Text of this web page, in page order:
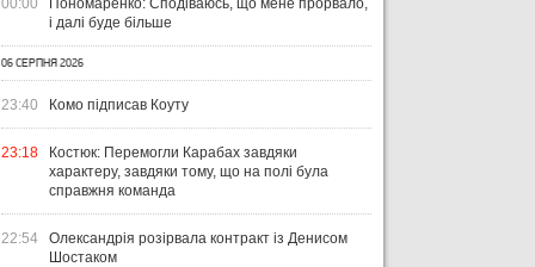
00:00
Пономаренко: Сподіваюсь, що мене прорвало,
і далі буде більше
06 СЕРПНЯ 2026
23:40 Комо підписав Коуту
23:18
Костюк: Перемогли Карабах завдяки
характеру, завдяки тому, що на полі була
справжня команда
22:54
Олександрія розірвала контракт із Денисом
Шостаком